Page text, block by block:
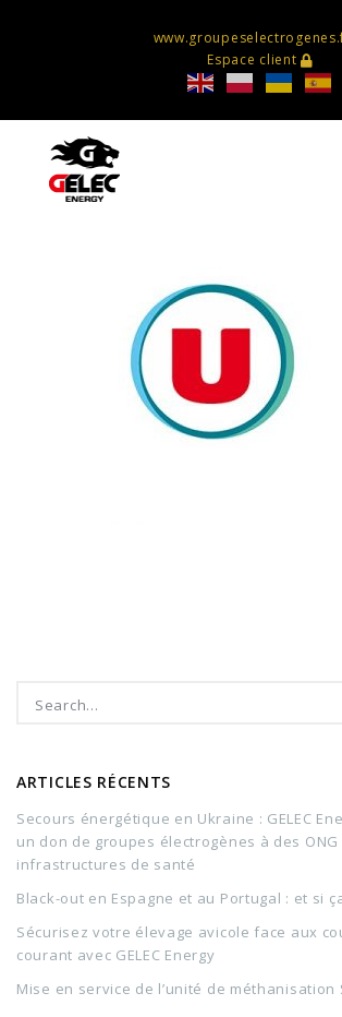
Espace client
915979
ARTICLES RÉCENTS
Secours énergétique en Ukraine : GELEC
un don de groupes électrogènes à des
infrastructures de santé
Black-out en Espagne et au Portugal : et si
Sécurisez votre élevage avicole face aux
courant avec GELEC Energy
Mise en service de l’unité de méthanisation